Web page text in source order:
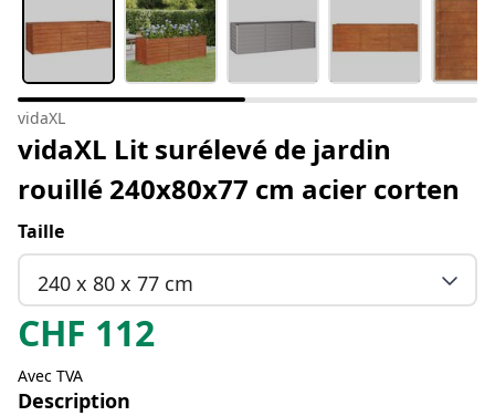
vidaXL
vidaXL Lit surélevé de jardin
rouillé 240x80x77 cm acier corten
Taille
240 x 80 x 77 cm
CHF 112
Avec TVA
Description